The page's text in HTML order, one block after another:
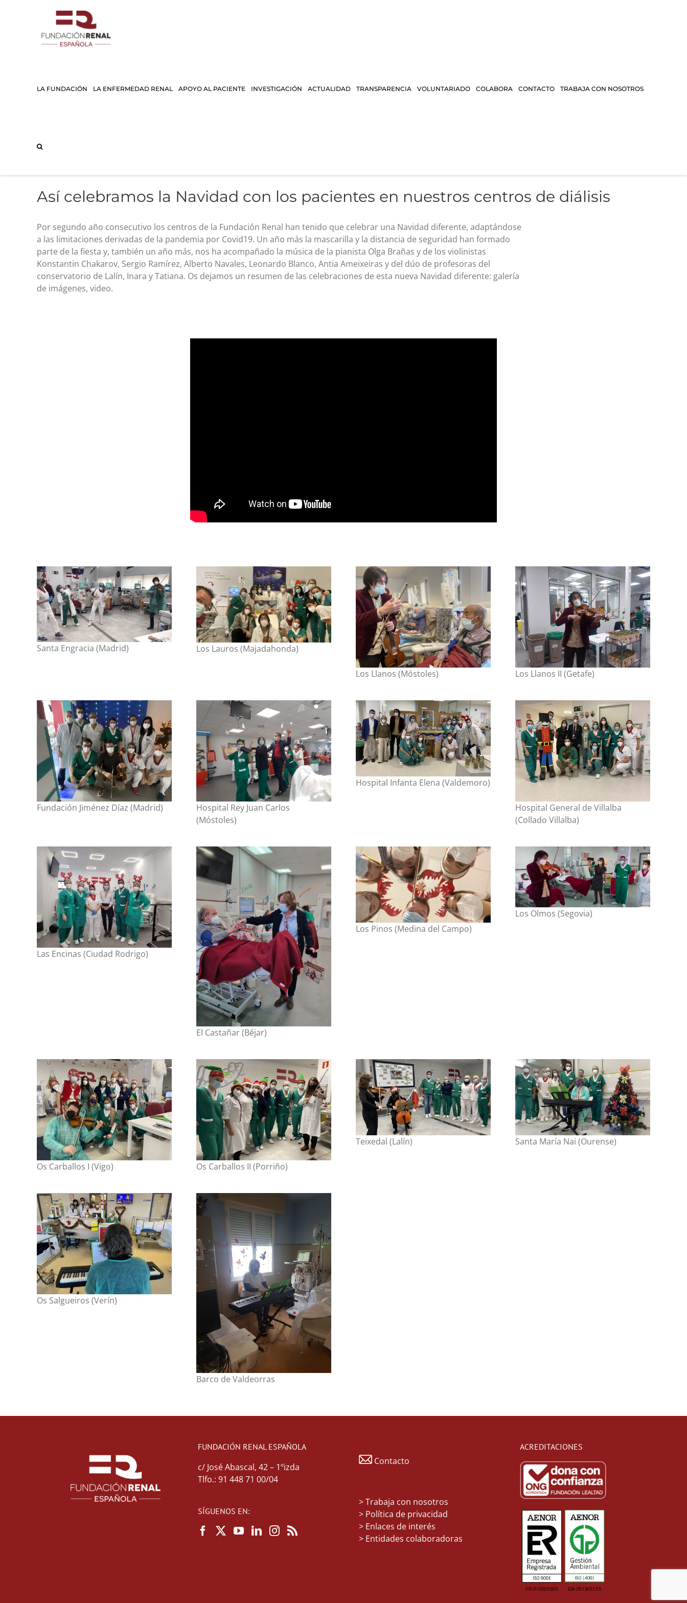
LA FUNDACIÓN LA ENFERMEDAD RENAL APOYO AL PACIENTE INVESTIGACIÓN ACTUALIDAD TRANSPARENCIA VOLUNTARIADO COLABORA CONTACTO TRABAJA CON NOSOTROS
Así celebramos la Navidad con los pacientes en nuestros centros de diálisis
Por segundo año consecutivo los centros de la Fundación Renal han tenido que celebrar una Navidad diferente, adaptándose
a las limitaciones derivadas de la pandemia por Covid19. Un año más la mascarilla y la distancia de seguridad han formado
parte de la fiesta y, también un año más, nos ha acompañado la música de la pianista Olga Brañas y de los violinistas
Konstantin Chakarov, Sergio Ramírez, Alberto Navales, Leonardo Blanco, Antia Ameixeiras y del dúo de profesoras del
conservatorio de Lalín, Inara y Tatiana. Os dejamos un resumen de las celebraciones de esta nueva Navidad diferente: galería
de imágenes, video.
Santa Engracia (Madrid) Los Lauros (Majadahonda)
Los Llanos (Móstoles) Los Llanos II (Getafe)
Fundación Jiménez Díaz (Madrid)
Hospital Rey Juan Carlos
(Móstoles)
Hospital Infanta Elena (Valdemoro)
Hospital General de Villalba
(Collado Villalba)
Las Encinas (Ciudad Rodrigo)
El Castañar (Béjar)
Los Pinos (Medina del Campo)
Los Olmos (Segovia)
Os Carballos I (Vigo) Os Carballos II (Porriño)
Teixedal (Lalín) Santa María Nai (Ourense)
Os Salgueiros (Verín)
Barco de Valdeorras
FUNDACIÓN RENAL ESPAÑOLA
c/ José Abascal, 42 – 1ºizda
Tlfo.: 91 448 71 00/04
SÍGUENOS EN:
Contacto
>Trabaja con nosotros
> Política de privacidad
> Enlaces de interés
> Entidades colaboradoras
ACREDITACIONES